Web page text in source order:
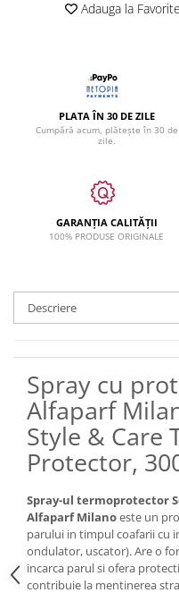
Adauga la Favorite
PLATA ÎN 30 DE ZILE
Cumpără acum, plătește în 30 de
zile.
GARANȚIA CALITĂȚII
100% PRODUSE ORIGINALE
Descriere
Spray cu
Alfaparf
Style & Care
Protector,
Spray-ul termoprotector
Alfaparf Milanoeste un
parului in timpul coafarii cu
ondulator, uscator). Are o
incarca parul si ofera
contribuie la mentinerea